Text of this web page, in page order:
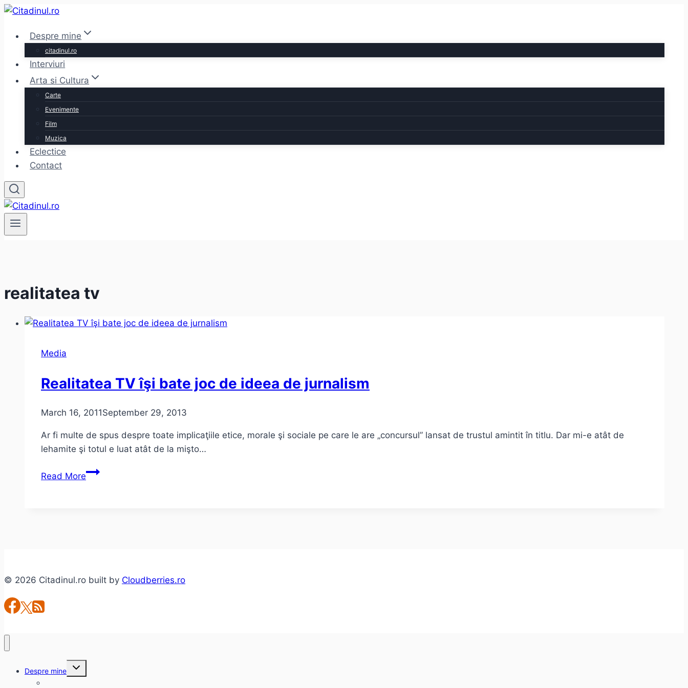
Skip
contentDespre mine
citadinul.ro
Interviuri
Arta si Cultura
Carte
Evenimente
Film
Muzica
Eclectice
Contact
realitatea tv
Media
Realitatea TV îşi bate joc de ideea de jurnalism
March 16, 2011September 29, 2013
Ar fi multe de spus despre toate implicaţiile etice, morale şi sociale pe care le are „concursul” lansat de trustul amintit în titlu. Dar mi-e atât de
lehamite şi totul e luat atât de la mişto…
Read MoreRealitatea
jurnalism
© 2026 Citadinul.ro built by Cloudberries.ro
Despre mine
Toggle